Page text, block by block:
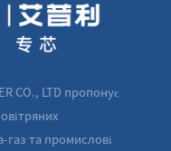
CO., LTD пропонує
та промислові